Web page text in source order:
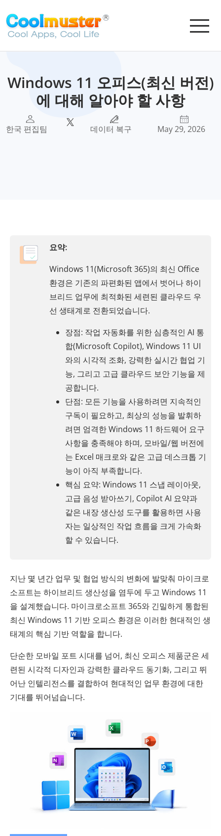
Windows 11 오피스(최신 버전)
에 대해 알아야 할 사항
한국 편집팀 데이터 복구 May 29, 2026
요약:
Windows 11(Microsoft 365)의 최신 Office
환경은 기존의 파편화된 앱에서 벗어나 하이
브리드 업무에 최적화된 세련된 클라우드 우
선 생태계로 전환되었습니다.
장점: 작업 자동화를 위한 심층적인 AI 통
합(Microsoft Copilot), Windows 11 UI
와의 시각적 조화, 강력한 실시간 협업 기
능, 그리고 고급 클라우드 보안 기능을 제
공합니다.
단점: 모든 기능을 사용하려면 지속적인
구독이 필요하고, 최상의 성능을 발휘하
려면 엄격한 Windows 11 하드웨어 요구
사항을 충족해야 하며, 모바일/웹 버전에
는 Excel 매크로와 같은 고급 데스크톱 기
능이 아직 부족합니다.
핵심 요약: Windows 11 스냅 레이아웃,
고급 음성 받아쓰기, Copilot AI 요약과
같은 내장 생산성 도구를 활용하면 사용
자는 일상적인 작업 흐름을 크게 가속화
할 수 있습니다.
지난 몇 년간 업무 및 협업 방식의 변화에 ​​발맞춰 마이크로
소프트는 하이브리드 생산성을 염두에 두고 Windows 11
을 설계했습니다. 마이크로소프트 365와 긴밀하게 통합된
최신 Windows 11 기반 오피스 환경은 이러한 현대적인 생
태계의 핵심 기반 역할을 합니다.
단순한 모바일 포트 시대를 넘어, 최신 오피스 제품군은 세
련된 시각적 디자인과 강력한 클라우드 동기화, 그리고 뛰
어난 인텔리전스를 결합하여 현대적인 업무 환경에 대한
기대를 뛰어넘습니다.